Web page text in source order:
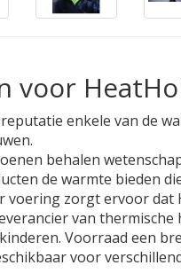
voor
enkele van de
behalen
de warmte bieden
voering zorgt ervoor
van
Voorraad een
voor